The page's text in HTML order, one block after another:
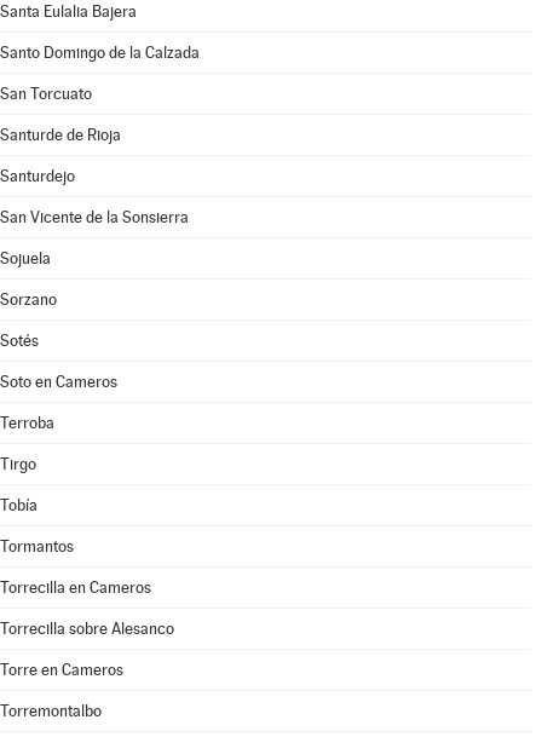
Santa Eulalia Bajera
Santo Domingo de la Calzada
San Torcuato
Santurde de Rioja
Santurdejo
San Vicente de la Sonsierra
Sojuela
Sorzano
Sotés
Soto en Cameros
Terroba
Tirgo
Tobía
Tormantos
Torrecilla en Cameros
Torrecilla sobre Alesanco
Torre en Cameros
Torremontalbo